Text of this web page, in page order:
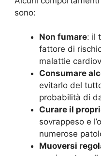
sono:
Non fumare: il
fattore di
malattie
Consumare
evitarlo del
probabilità di
Curare il
sovrappeso e
numerose
Muoversi